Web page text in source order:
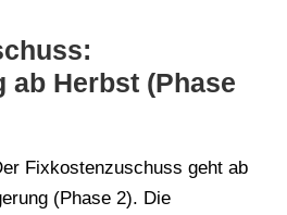
ab Herbst (Phase
Fixkostenzuschuss geht ab
(Phase 2). Die